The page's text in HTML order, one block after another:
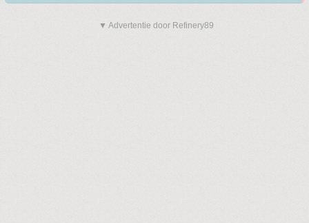
▼ Advertentie door Refinery89